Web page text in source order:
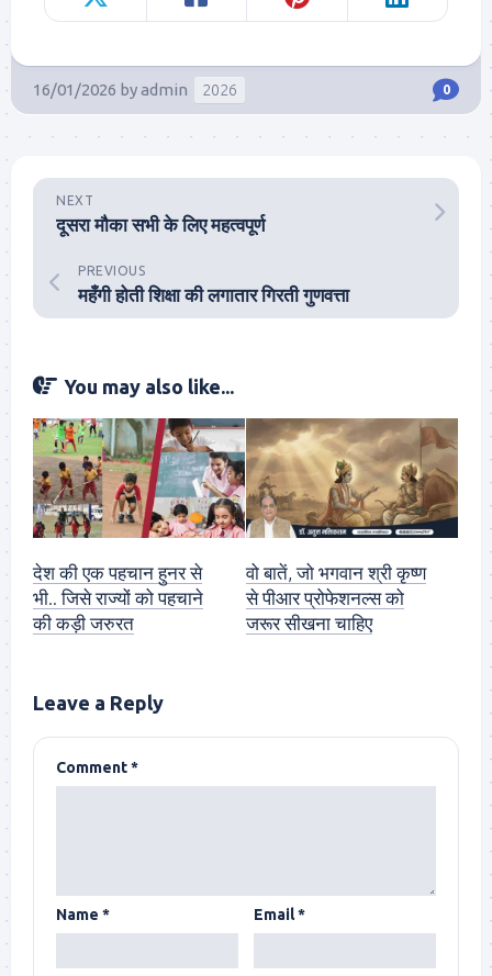
16/01/2026 byadmin 2026 0
NEXT
दूसरा मौका सभी के लिए महत्वपूर्ण
PREVIOUS
महँगी होती शिक्षा की लगातार गिरती गुणवत्ता
You may also like...
देश की एक पहचान हुनर से
भी.. जिसे राज्यों को पहचाने
की कड़ी जरुरत
वो बातें, जो भगवान श्री कृष्ण
से पीआर प्रोफेशनल्स को
जरूर सीखना चाहिए
Leave a Reply
Comment*
Name * Email*